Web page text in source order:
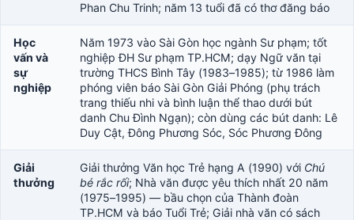
Phan Chu Trinh; năm 13 tuổi đã có thơ đăng báo
Học
vấn và
sự
nghiệp
Năm 1973 vào Sài Gòn học ngành Sư phạm; tốt
nghiệp ĐH Sư phạm TP.HCM; dạy Ngữ văn tại
trường THCS Bình Tây (1983–1985); từ 1986 làm
phóng viên báo Sài Gòn Giải Phóng (phụ trách
trang thiếu nhi và bình luận thể thao dưới bút
danh Chu Đình Ngạn); còn dùng các bút danh: Lê
Duy Cật, Đông Phương Sóc, Sóc Phương Đông
Giải
thưởng
Giải thưởng Văn học Trẻ hạng A (1990) với Chú
bé rắc rối; Nhà văn được yêu thích nhất 20 năm
(1975–1995) — bầu chọn của Thành đoàn
TP.HCM và báo Tuổi Trẻ; Giải nhà văn có sách